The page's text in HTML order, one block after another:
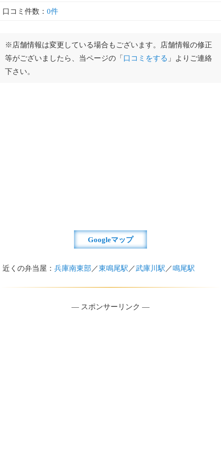
口コミ件数： 0件
※店舗情報は変更している場合もございます。店舗情報の修正
等がございましたら、当ページの「口コミをする 」よりご連絡
下さい。
Googleマップ
近くの弁当屋： 兵庫南東部 ／東鳴尾駅 ／武庫川駅 ／鳴尾駅
― スポンサーリンク ―